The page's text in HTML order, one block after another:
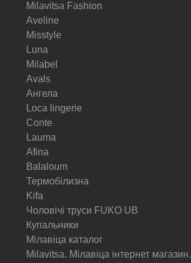
Milavitsa Fashion
Aveline
Misstyle
Luna
Milabel
Avals
Ангела
Loca lingerie
Conte
Lauma
Afina
Balaloum
Термобілизна
Kifa
Чоловічі труси FUKO UB
Купальники
Мілавіца каталог
Milavitsa. Мілавіца інтернет магазин.